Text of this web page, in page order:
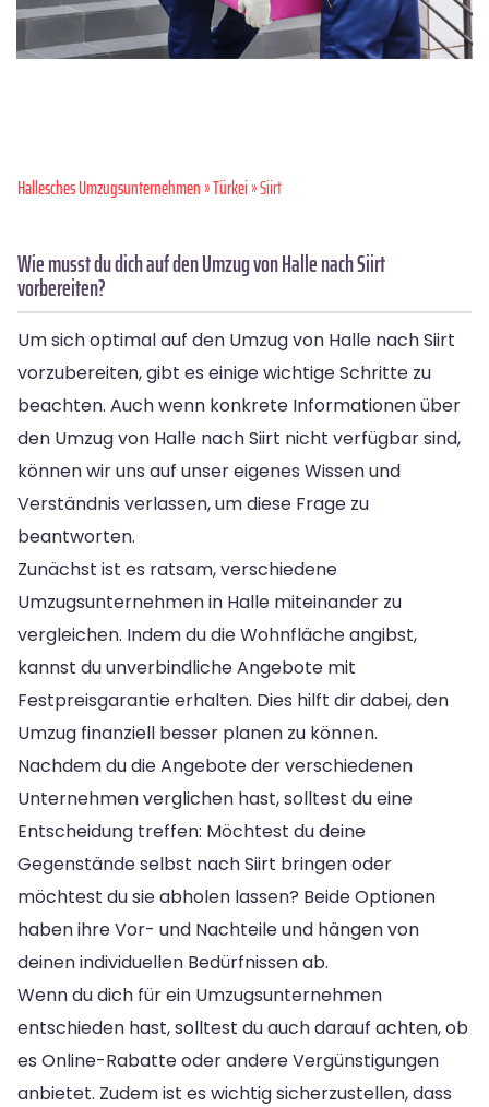
Hallesches Umzugsunternehmen»Türkei» Siirt
Wie musst du dich auf den Umzug von Halle nach Siirt
vorbereiten?
Um sich optimal auf den Umzug von Halle nach Siirt
vorzubereiten, gibt es einige wichtige Schritte zu
beachten. Auch wenn konkrete Informationen über
den Umzug von Halle nach Siirt nicht verfügbar sind,
können wir uns auf unser eigenes Wissen und
Verständnis verlassen, um diese Frage zu
beantworten.
Zunächst ist es ratsam, verschiedene
Umzugsunternehmen in Halle miteinander zu
vergleichen. Indem du die Wohnfläche angibst,
kannst du unverbindliche Angebote mit
Festpreisgarantie erhalten. Dies hilft dir dabei, den
Umzug finanziell besser planen zu können.
Nachdem du die Angebote der verschiedenen
Unternehmen verglichen hast, solltest du eine
Entscheidung treffen: Möchtest du deine
Gegenstände selbst nach Siirt bringen oder
möchtest du sie abholen lassen? Beide Optionen
haben ihre Vor- und Nachteile und hängen von
deinen individuellen Bedürfnissen ab.
Wenn du dich für ein Umzugsunternehmen
entschieden hast, solltest du auch darauf achten, ob
es Online-Rabatte oder andere Vergünstigungen
anbietet. Zudem ist es wichtig sicherzustellen, dass